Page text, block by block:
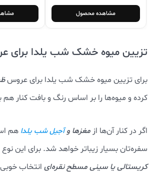
مشاهده محصول
تزیین میوه خشک شب یلدا برای
برای تزیین میوه خشک شب یلدا برای عروس
کرده و میوه‌ها را بر اساس رنگ و بافت کنار هم
اگر در کنار آن‌ها از مغزها وآجیل‌ شب یلدا هم
سفره‌تان بسیار زیباتر خواهد شد. برای این
کریستالی یا سینی مسطح نقره‌ای انتخاب